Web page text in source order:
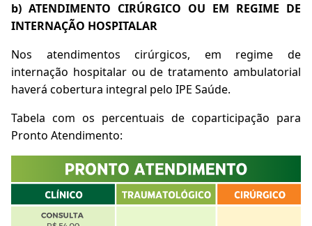
b) ATENDIMENTO CIRÚRGICO OU EM REGIME DE
INTERNAÇÃO HOSPITALAR
Nos atendimentos cirúrgicos, em regime de
internação hospitalar ou de tratamento ambulatorial
haverá cobertura integral pelo IPE Saúde.
Tabela com os percentuais de coparticipação para
Pronto Atendimento: